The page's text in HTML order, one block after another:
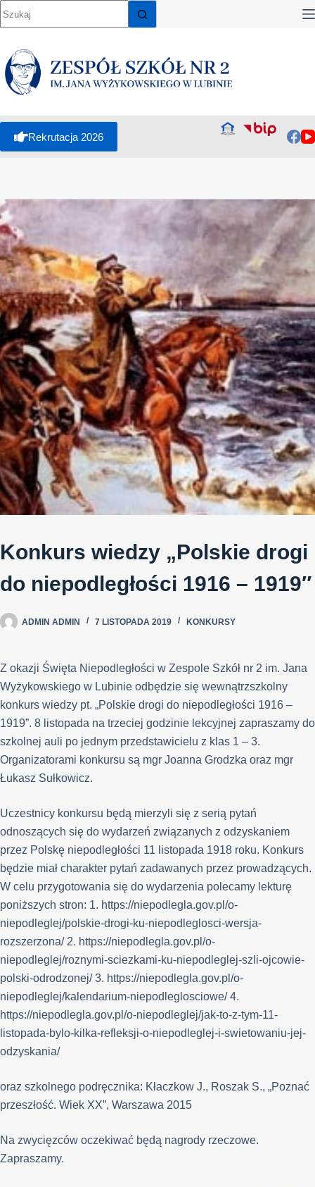
Rekrutacja 2026
Konkurs wiedzy „Polskie drogi
do niepodległości 1916 – 1919″
ADMIN ADMIN 7 LISTOPADA 2019 KONKURSY
Z okazji Święta Niepodległości w Zespole Szkół nr 2 im. Jana
Wyżykowskiego w Lubinie odbędzie się wewnątrzszkolny
konkurs wiedzy pt. „Polskie drogi do niepodległości 1916 –
1919”. 8 listopada na trzeciej godzinie lekcyjnej zapraszamy do
szkolnej auli po jednym przedstawicielu z klas 1 – 3.
Organizatorami konkursu są mgr Joanna Grodzka oraz mgr
Łukasz Sułkowicz.
Uczestnicy konkursu będą mierzyli się z serią pytań
odnoszących się do wydarzeń związanych z odzyskaniem
przez Polskę niepodległości 11 listopada 1918 roku. Konkurs
będzie miał charakter pytań zadawanych przez prowadzących.
W celu przygotowania się do wydarzenia polecamy lekturę
poniższych stron: 1. https://niepodlegla.gov.pl/o-
niepodleglej/polskie-drogi-ku-niepodleglosci-wersja-
rozszerzona/ 2. https://niepodlegla.gov.pl/o-
niepodleglej/roznymi-sciezkami-ku-niepodleglej-szli-ojcowie-
polski-odrodzonej/ 3. https://niepodlegla.gov.pl/o-
niepodleglej/kalendarium-niepodleglosciowe/ 4.
https://niepodlegla.gov.pl/o-niepodleglej/jak-to-z-tym-11-
listopada-bylo-kilka-refleksji-o-niepodleglej-i-swietowaniu-jej-
odzyskania/
oraz szkolnego podręcznika: Kłaczkow J., Roszak S., „Poznać
przeszłość. Wiek XX”, Warszawa 2015
Na zwycięzców oczekiwać będą nagrody rzeczowe.
Zapraszamy.